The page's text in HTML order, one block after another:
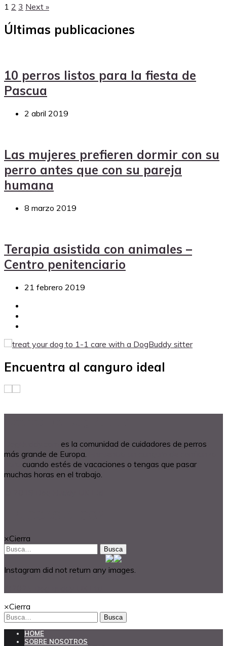
1 2 3 Next »
Últimas publicaciones
10 perros listos para la fiesta de
Pascua
2 abril 2019
Las mujeres prefieren dormir con su
perro antes que con su pareja
humana
8 marzo 2019
Terapia asistida con animales –
Centro penitenciario
21 febrero 2019
Encuentra al canguro ideal
es la comunidad de cuidadores de perros
más grande de Europa.
cuando estés de vacaciones o tengas que pasar
muchas horas en el trabajo.
×Cierra
Busca
Instagram did not return any images.
×Cierra
Busca
HOME
SOBRE NOSOTROS